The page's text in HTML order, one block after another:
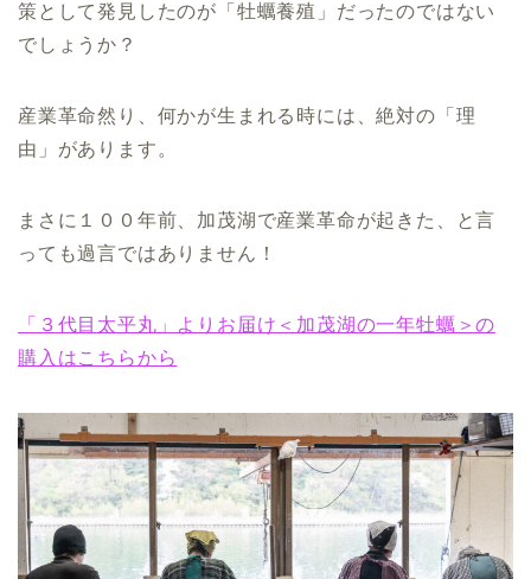
策として発見したのが「牡蠣養殖」だったのではない
でしょうか？
産業革命然り、何かが生まれる時には、絶対の「理
由」があります。
まさに１００年前、加茂湖で産業革命が起きた、と言
っても過言ではありません！
「３代目太平丸」よりお届け＜加茂湖の一年牡蠣＞の
購入はこちらから